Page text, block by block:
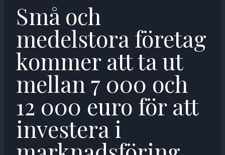
Små och
medelstora företag
kommer att ta ut
mellan 7 000 och
12 000 euro för att
investera i